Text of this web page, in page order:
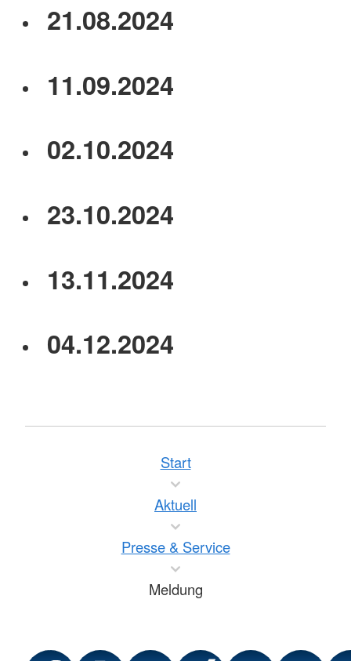
21.08.2024
11.09.2024
02.10.2024
23.10.2024
13.11.2024
04.12.2024
Start
Aktuell
Presse & Service
Meldung